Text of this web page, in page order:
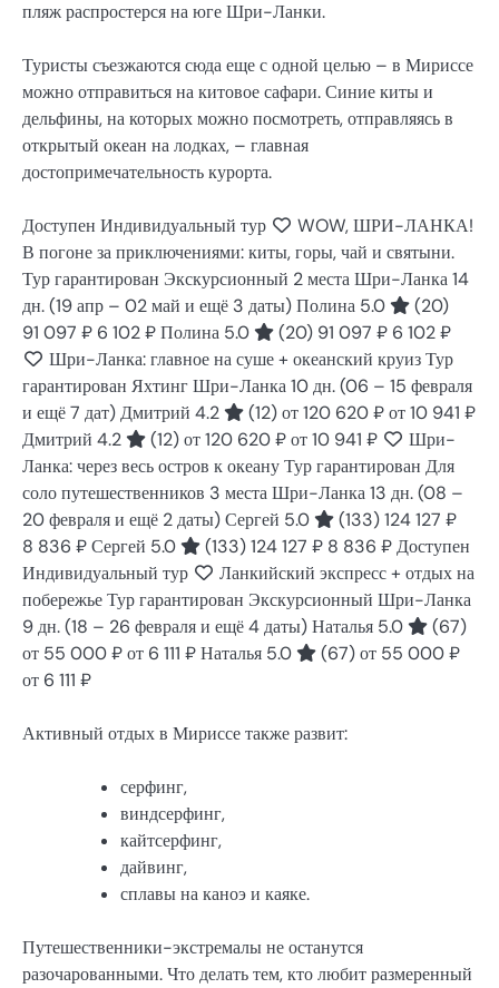
пляж распростерся на юге Шри-Ланки.
Туристы съезжаются сюда еще с одной целью – в Мириссе
можно отправиться на китовое сафари. Синие киты и
дельфины, на которых можно посмотреть, отправляясь в
открытый океан на лодках, – главная
достопримечательность курорта.
Доступен Индивидуальный тур
WOW, ШРИ-ЛАНКА!
В погоне за приключениями: киты, горы, чай и святыни.
Тур гарантирован Экскурсионный 2 места Шри-Ланка14
дн.(19 апр – 02 май и ещё 3 даты)Полина 5.0
(20)
91 097 ₽ 6 102 ₽Полина 5.0 (20) 91 097 ₽ 6 102 ₽
Шри-Ланка: главное на суше + океанский круиз Тур
гарантирован Яхтинг Шри-Ланка10 дн.(06 – 15 февраля
и ещё 7 дат)Дмитрий 4.2 (12)от 120 620 ₽от 10 941 ₽
Дмитрий 4.2
(12)от 120 620 ₽от 10 941 ₽
Шри-
Ланка: через весь остров к океану Тур гарантирован Для
соло путешественников 3 места Шри-Ланка13 дн.(08 –
20 февраля и ещё 2 даты)Сергей 5.0 (133)124 127 ₽
8 836 ₽Сергей 5.0 (133)124 127 ₽ 8 836 ₽Доступен
Индивидуальный тур
Ланкийский экспресс + отдых на
побережье Тур гарантирован Экскурсионный Шри-Ланка
9 дн.(18 – 26 февраля и ещё 4 даты)Наталья 5.0
(67)
от 55 000 ₽от 6 111 ₽Наталья 5.0 (67)от 55 000 ₽
от 6 111 ₽
Активный отдых в Мириссе также развит:
серфинг,
виндсерфинг,
кайтсерфинг,
дайвинг,
сплавы на каноэ и каяке.
Путешественники-экстремалы не останутся
разочарованными. Что делать тем, кто любит размеренный